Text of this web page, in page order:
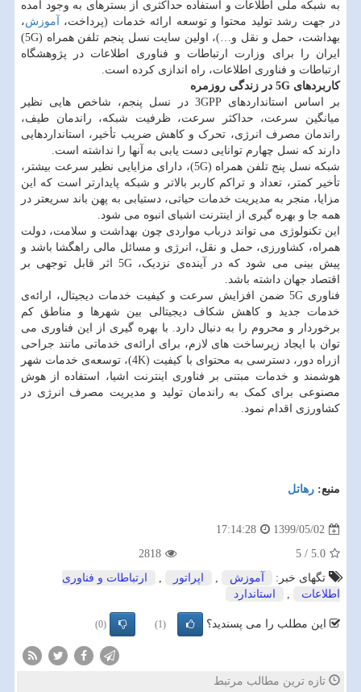
به شبکه ملی اطلاعات و استفاده حداکثری از بسترهای به وجود آمده
در جهت رشد تولید محتوا و توسعه ارائه خدمات (پرداخت، آموزش،
بهداشت، حمل و نقل و…)، اولین سایت نسل پنجم تلفن همراه (5G)
ایران را برای وزارت ارتباطات و فناوری اطلاعات در پژوهشگاه
ارتباطات و فناوری اطلاعات، راه اندازی کرده است.
کاربردهای 5G در زندگی روزمره
بر اساس استانداردهای 3GPP در نسل پنجم، شاخص هایی نظیر
میانگین سرعت، حداکثر سرعت، ظرفیت شبکه، راندمان طیف،
راندمان مصرف انرژی، تحرک و کاهش ضریب تأخیر، استانداردهایی
دارند که نسل چهارم توانایی دست یابی به آنها را نداشته است.
شبکه نسل پنج تلفن همراه (5G)، دارای مزایایی نظیر سرعت بیشتر،
تأخیر کمتر، تعداد و تراکم کاربر بالاتر و شبکه پایدارتر است که این
مزایا، منجر به مدیریت خدمات حیاتی، دستیابی به پهن باند سریعتر در
همه جا و بهره گیری از اینترنت اشیای انبوه می شود.
این تکنولوژی می تواند درباب مواردی چون بهداشت و سلامت، دولت
همراه، کشاورزی، حمل و نقل، انرژی و مسائل مالی راهگشا باشد و
پیش بینی می شود که در آینده‌ی نزدیک، 5G اثر قابل توجهی بر
اقتصاد جهان داشته باشد.
فناوری 5G ضمن افزایش سرعت و کیفیت خدمات دیجیتال، ارائه‌ی
خدمات جدید و کاهش شکاف دیجیتالی بین شهرها و مناطق کم
برخوردار و محروم را به دنبال دارد. با بهره گیری از این فناوری می
توان با ایجاد زیرساخت های لازم، برای ارائه‌ی خدماتی مانند جراحی
ازراه دور، دسترسی به محتوای با کیفیت (4K)، توسعه‌ی خدمات شهر
هوشمند و خدمات مبتنی بر فناوری اینترنت اشیا، استفاده از هوش
مصنوعی برای کمک به راندمان تولید و مدیریت مصرف انرژی در
کشاورزی اقدام نمود.
منبع: رهاتل
1399/05/02
17:14:28
5.0
/
5
2818
تگهای خبر:
آموزش , اپراتور ,
ارتباطات و فناوری
اطلاعات
, استاندارد
این مطلب را می پسندید؟ (1)
(0)
تازه ترین مطالب مرتبط